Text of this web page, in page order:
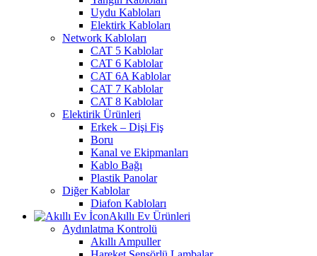
Uydu Kabloları
Elektirk Kabloları
Network Kabloları
CAT 5 Kablolar
CAT 6 Kablolar
CAT 6A Kablolar
CAT 7 Kablolar
CAT 8 Kablolar
Elektirik Ürünleri
Erkek – Dişi Fiş
Boru
Kanal ve Ekipmanları
Kablo Bağı
Plastik Panolar
Diğer Kablolar
Diafon Kabloları
Akıllı Ev Ürünleri
Aydınlatma Kontrolü
Akıllı Ampuller